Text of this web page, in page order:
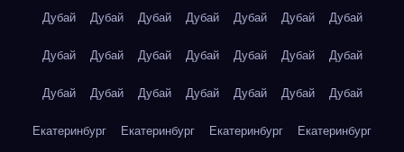
Дубай Дубай Дубай Дубай Дубай Дубай Дубай
Дубай Дубай Дубай Дубай Дубай Дубай Дубай
Дубай Дубай Дубай Дубай Дубай Дубай Дубай
Екатеринбург Екатеринбург Екатеринбург Екатеринбург